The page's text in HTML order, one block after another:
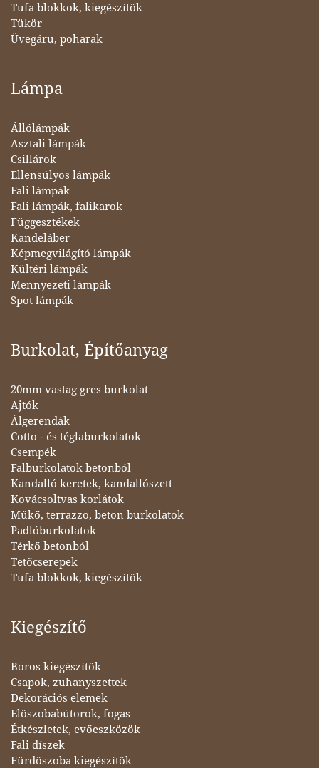
Tufa blokkok, kiegészítők
Tükör
Üvegáru, poharak
Lámpa
Állólámpák
Asztali lámpák
Csillárok
Ellensúlyos lámpák
Fali lámpák
Fali lámpák, falikarok
Függesztékek
Kandeláber
Képmegvilágító lámpák
Kültéri lámpák
Mennyezeti lámpák
Spot lámpák
Burkolat, Építőanyag
20mm vastag gres burkolat
Ajtók
Álgerendák
Cotto - és téglaburkolatok
Csempék
Falburkolatok betonból
Kandalló keretek, kandallószett
Kovácsoltvas korlátok
Műkő, terrazzo, beton burkolatok
Padlóburkolatok
Térkő betonból
Tetőcserepek
Tufa blokkok, kiegészítők
Kiegészítő
Boros kiegészítők
Csapok, zuhanyszettek
Dekorációs elemek
Előszobabútorok, fogas
Étkészletek, evőeszközök
Fali díszek
Fürdőszoba kiegészítők